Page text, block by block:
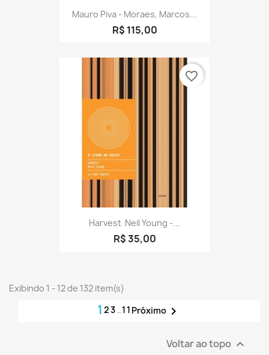
Mauro Piva - Moraes, Marcos...
R$ 115,00
Harvest  Neil Young -...
R$ 35,00
favorite_border
Exibindo 1 - 12 de 132 item(s)
1 23…11 Próximo 
Voltar ao topo 